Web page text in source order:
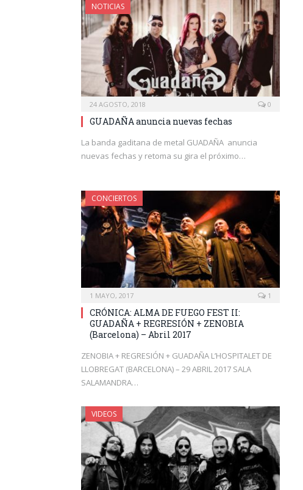
NOTICIAS
24 AGOSTO, 2018 0
GUADAÑA anuncia nuevas fechas
La banda gaditana de metal GUADAÑA anuncia
nuevas fechas y retoma su gira el próximo…
CONCIERTOS
1 MAYO, 2017 1
CRÓNICA: ALMA DE FUEGO FEST II:
GUADAÑA + REGRESIÓN + ZENOBIA
(Barcelona) – Abril 2017
ZENOBIA + REGRESIÓN + GUADAÑA L’HOSPITALET DE
LLOBREGAT (BARCELONA) – 29 ABRIL 2017 SALA
SALAMANDRA…
VIDEOS